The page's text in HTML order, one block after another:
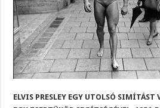
ELVIS PRESLEY EGY UTOLSÓ SIMÍTÁST